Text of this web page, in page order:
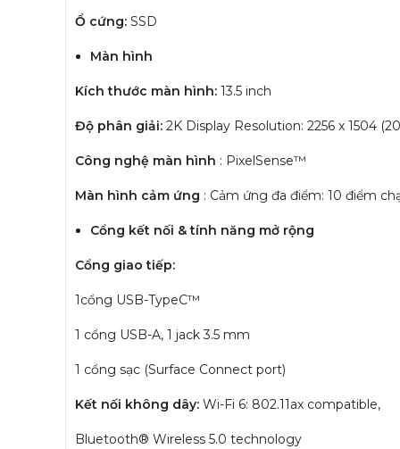
Ổ cứng: SSD
Màn hình
Kích thước màn hình: 13.5 inch
Độ phân giải: 2K Display Resolution: 2256 x 1504
Công nghệ màn hình : PixelSense™
Màn hình cảm ứng : Cảm ứng đa điểm: 10 điểm
Cổng kết nối & tính năng mở rộng
Cổng giao tiếp:
1cổng USB-TypeC™
1 cổng USB-A, 1 jack 3.5 mm
1 cổng sạc (Surface Connect port)
Kết nối không dây: Wi-Fi 6: 802.11ax compatible,
Bluetooth® Wireless 5.0 technology